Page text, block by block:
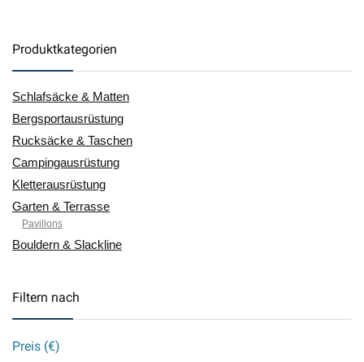
Produktkategorien
Schlafsäcke & Matten
Bergsportausrüstung
Rucksäcke & Taschen
Campingausrüstung
Kletterausrüstung
Garten & Terrasse
Pavillons
Bouldern & Slackline
Filtern nach
Preis (€)